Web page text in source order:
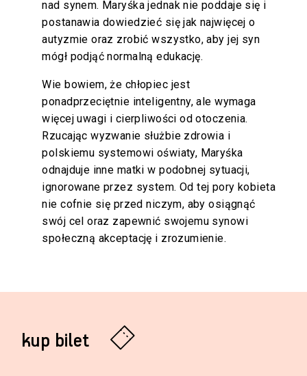
kup bilet
nad synem. Maryśka jednak nie poddaje się i
postanawia dowiedzieć się jak najwięcej o
autyzmie oraz zrobić wszystko, aby jej syn
mógł podjąć normalną edukację.
Wie bowiem, że chłopiec jest
ponadprzeciętnie inteligentny, ale wymaga
więcej uwagi i cierpliwości od otoczenia.
Rzucając wyzwanie służbie zdrowia i
polskiemu systemowi oświaty, Maryśka
odnajduje inne matki w podobnej sytuacji,
ignorowane przez system. Od tej pory kobieta
nie cofnie się przed niczym, aby osiągnąć
swój cel oraz zapewnić swojemu synowi
społeczną akceptację i zrozumienie.